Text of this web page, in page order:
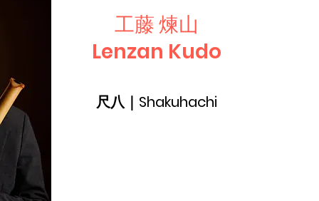
工藤 煉山
Lenzan Kudo
尺八｜Shakuhachi